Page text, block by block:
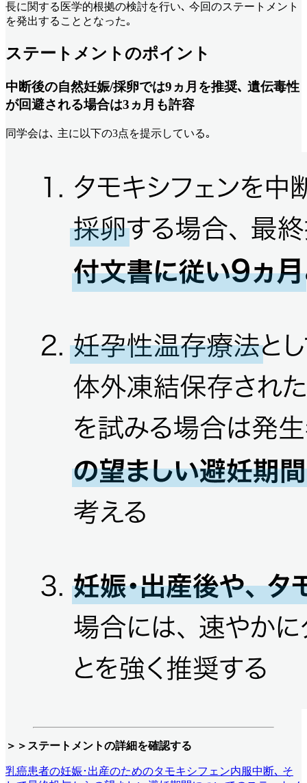
長に関する医学的根拠の検討を行い､ 今回のステートメント
を発出することとなった｡
ステートメントのポイント
中断後の自然妊娠/採卵では9ヵ月を推奨､ 遺伝毒性
が回避される場合は3ヵ月も許容
同学会は､ 主に以下の3点を提示している｡
＞＞ステートメントの詳細を確認する
乳癌患者の妊娠･出産のためのタモキシフェン内服中断､ そ